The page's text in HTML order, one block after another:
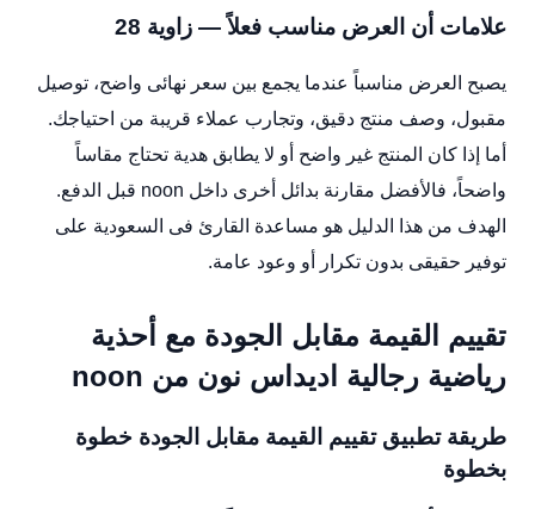
علامات أن العرض مناسب فعلاً — زاوية 28
يصبح العرض مناسباً عندما يجمع بين سعر نهائى واضح، توصيل
مقبول، وصف منتج دقيق، وتجارب عملاء قريبة من احتياجك.
أما إذا كان المنتج غير واضح أو لا يطابق هدية تحتاج مقاساً
واضحاً، فالأفضل مقارنة بدائل أخرى داخل noon قبل الدفع.
الهدف من هذا الدليل هو مساعدة القارئ فى السعودية على
توفير حقيقى بدون تكرار أو وعود عامة.
تقييم القيمة مقابل الجودة مع أحذية
رياضية رجالية اديداس نون من noon
طريقة تطبيق تقييم القيمة مقابل الجودة خطوة
بخطوة